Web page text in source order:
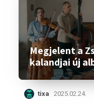
Megjelent a
kalandjai új
tixa 2025.02.24.